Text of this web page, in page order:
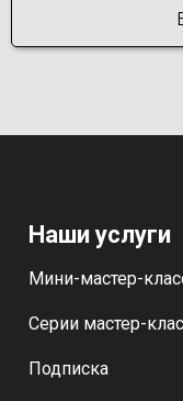
Наши услуги
Мини-мастер-
Серии мастер-
Подписка